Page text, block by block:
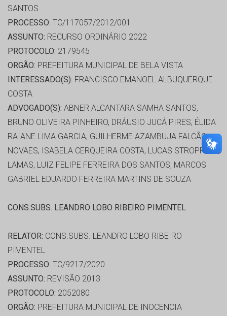
SANTOS
PROCESSO: TC/117057/2012/001
ASSUNTO: RECURSO ORDINÁRIO 2022
PROTOCOLO: 2179545
ORGÃO: PREFEITURA MUNICIPAL DE BELA VISTA
INTERESSADO(S): FRANCISCO EMANOEL ALBUQUERQUE
COSTA
ADVOGADO(S): ABNER ALCANTARA SAMHA SANTOS,
BRUNO OLIVEIRA PINHEIRO, DRÁUSIO JUCÁ PIRES, ÉLIDA
RAIANE LIMA GARCIA, GUILHERME AZAMBUJA FALCÃO
NOVAES, ISABELA CERQUEIRA COSTA, LUCAS STROPPA
LAMAS, LUIZ FELIPE FERREIRA DOS SANTOS, MARCOS
GABRIEL EDUARDO FERREIRA MARTINS DE SOUZA
CONS.SUBS. LEANDRO LOBO RIBEIRO PIMENTEL
RELATOR: CONS.SUBS. LEANDRO LOBO RIBEIRO
PIMENTEL
PROCESSO: TC/9217/2020
ASSUNTO: REVISÃO 2013
PROTOCOLO: 2052080
ORGÃO: PREFEITURA MUNICIPAL DE INOCENCIA